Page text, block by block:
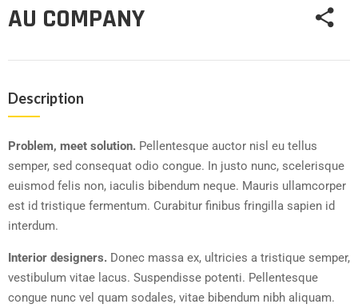
AU COMPANY
Description
Problem, meet solution. Pellentesque auctor nisl eu tellus
semper, sed consequat odio congue. In justo nunc, scelerisque
euismod felis non, iaculis bibendum neque. Mauris ullamcorper
est id tristique fermentum. Curabitur finibus fringilla sapien id
interdum.
Interior designers. Donec massa ex, ultricies a tristique semper,
vestibulum vitae lacus. Suspendisse potenti. Pellentesque
congue nunc vel quam sodales, vitae bibendum nibh aliquam.